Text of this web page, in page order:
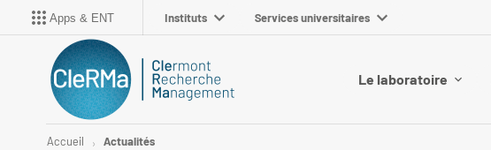
Apps & ENT Instituts Services universitaires
Le laboratoire
Accueil Actualités